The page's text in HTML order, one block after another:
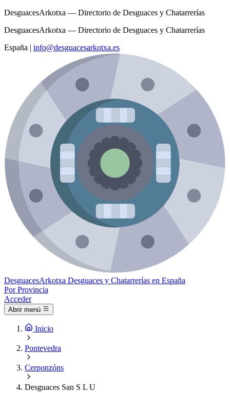
DesguacesArkotxa — Directorio de Desguaces y Chatarrerías
DesguacesArkotxa — Directorio de Desguaces y Chatarrerías
España | info@desguacesarkotxa.es
DesguacesArkotxa Desguaces y Chatarrerías en España
Por Provincia
Acceder
Abrir menú
Inicio
Pontevedra
Cerponzóns
Desguaces San S L U